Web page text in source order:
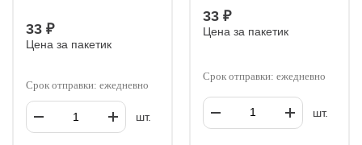
33 ₽
Цена за пакетик
Срок отправки: ежедневно
шт.
33 ₽
Цена за пакетик
Срок отправки: ежедневно
шт.